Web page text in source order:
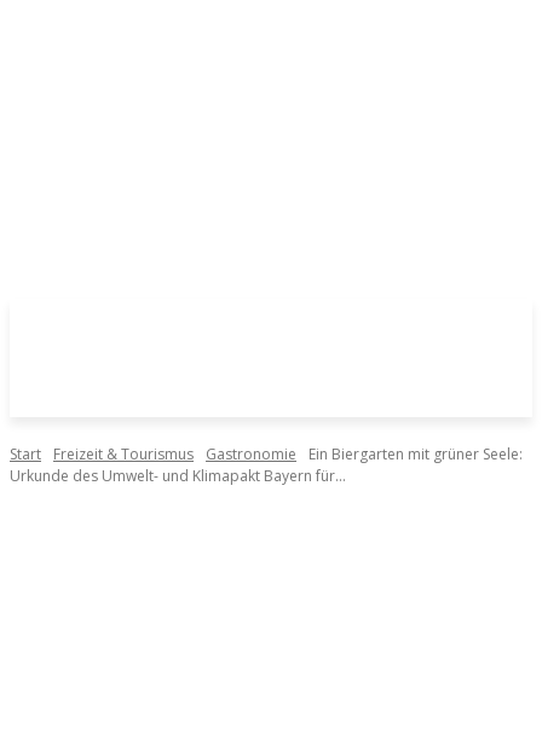
Start Freizeit & Tourismus Gastronomie
Ein Biergarten mit grüner Seele:
Urkunde des Umwelt- und Klimapakt Bayern für...